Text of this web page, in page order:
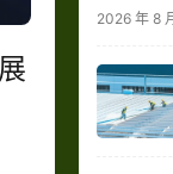
2026 年 8